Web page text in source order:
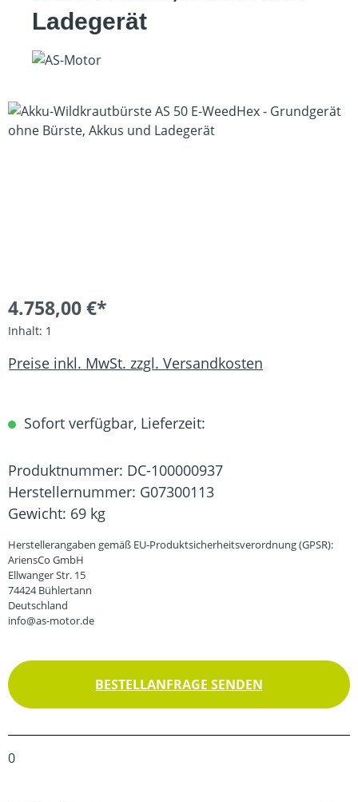
Ladegerät
Bildergalerie überspringen
4.758,00 €*
Inhalt: 1
Preise inkl. MwSt. zzgl. Versandkosten
Sofort verfügbar, Lieferzeit:
Produktnummer: DC-100000937
Herstellernummer: G07300113
Gewicht: 69 kg
Herstellerangaben gemäß EU-Produktsicherheitsverordnung (GPSR):
AriensCo GmbH
Ellwanger Str. 15
74424 Bühlertann
Deutschland
info@as-motor.de
BESTELLANFRAGE SENDEN
0